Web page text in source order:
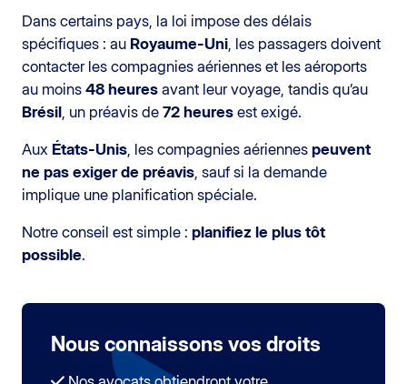
Dans certains pays, la loi impose des délais
spécifiques : au Royaume-Uni , les passagers doivent
contacter les compagnies aériennes et les aéroports
au moins 48 heures avant leur voyage, tandis qu’au
Brésil , un préavis de 72 heures est exigé.
Aux États-Unis , les compagnies aériennes peuvent
ne pas exiger de préavis , sauf si la demande
implique une planification spéciale.
Notre conseil est simple : planifiez le plus tôt
possible.
Nous connaissons vos droits